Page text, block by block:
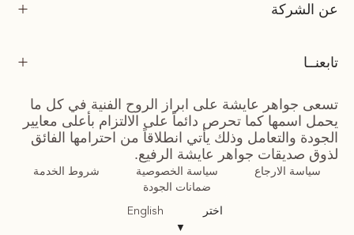
عن الشركة
تابعنــا
تسعى جواهر عايشة على ابراز الروح الفنية في كل ما
يحمل اسمها كما تحرص دائماً على الالتزام بأعلى معايير
الجودة والتعامل وذلك يأتي انطلاقاً من احترامها الفائق
لذوق صديقات جواهر عايشة الرفيع.
سياسة الارجاع سياسة الخصوصية
شروط الخدمة
ضمانات الجودة
اختر
▼
English